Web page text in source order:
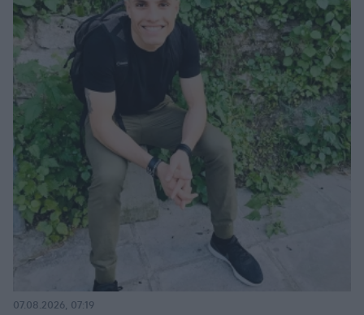
07.08.2026, 07:19